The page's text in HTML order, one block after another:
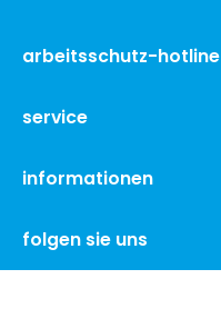
arbeitsschutz-hotline
service
informationen
folgen sie uns